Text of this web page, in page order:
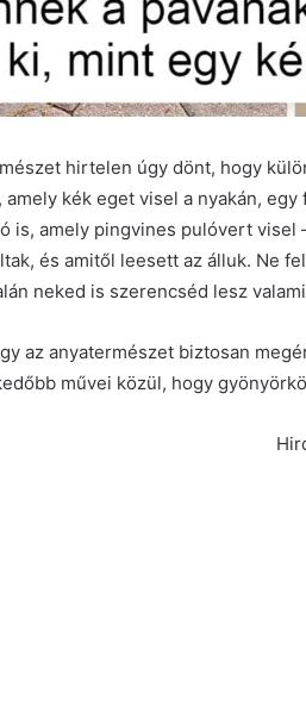
hirtelen úgy dönt, hogy
amely kék eget visel a nyakán,
is, amely pingvines pulóvert visel
és amitől leesett az álluk. Ne
neked is szerencséd lesz
az anyatermészet biztosan
művei közül, hogy